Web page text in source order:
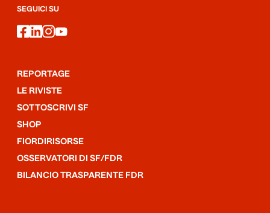
SEGUICI SU
facebook
linkedin
instagram
youtube
REPORTAGE
LE RIVISTE
SOTTOSCRIVI SF
SHOP
FIORDIRISORSE
OSSERVATORI DI SF/FDR
BILANCIO TRASPARENTE FDR